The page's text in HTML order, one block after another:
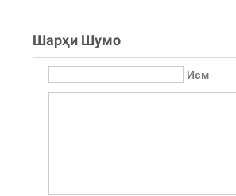
Шарҳи Шумо
Исм